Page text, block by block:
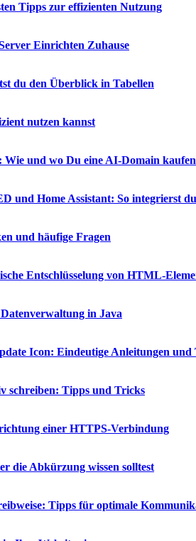
Tipps zur effizienten Nutzung
Einrichten Zuhause
du den Überblick in Tabellen
nutzen kannst
und wo Du eine AI-Domain
und Home Assistant: So integrierst
und häufige Fragen
Entschlüsselung von HTML-
in Java
Icon: Eindeutige Anleitungen und
schreiben: Tipps und Tricks
einer HTTPS-Verbindung
die Abkürzung wissen solltest
Tipps für optimale